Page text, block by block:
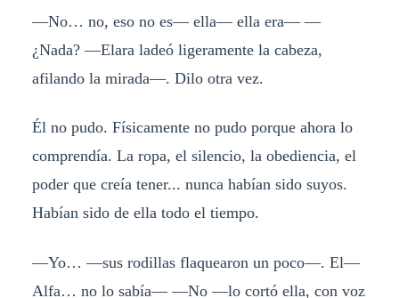
—No… no, eso no es— ella— ella era— —
¿Nada? —Elara ladeó ligeramente la cabeza,
afilando la mirada—. Dilo otra vez.
Él no pudo. Físicamente no pudo porque ahora lo
comprendía. La ropa, el silencio, la obediencia, el
poder que creía tener... nunca habían sido suyos.
Habían sido de ella todo el tiempo.
—Yo… —sus rodillas flaquearon un poco—. El—
Alfa… no lo sabía— —No —lo cortó ella, con voz